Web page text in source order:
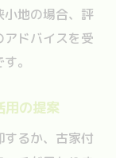
小地の場合、評
ドバイスを受
。
用の提案
るか、古家付